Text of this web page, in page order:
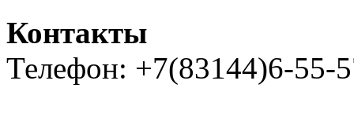
Контакты
Телефон: +7(83144)6-55-